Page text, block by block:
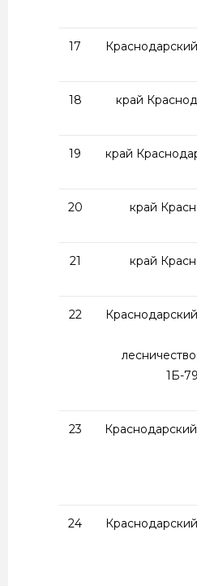
17
18 край
19 край
20 край
21 край
22
1Б-
23
24